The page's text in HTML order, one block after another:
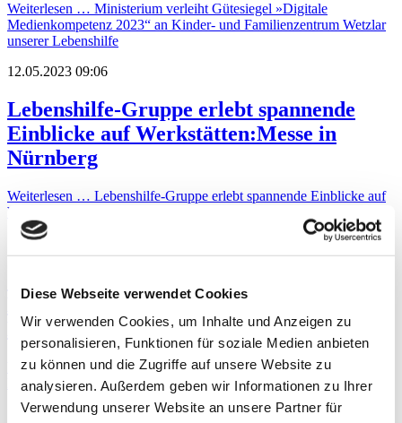
Diese Webseite verwendet Cookies
Wir verwenden Cookies, um Inhalte und Anzeigen zu
personalisieren, Funktionen für soziale Medien anbieten
zu können und die Zugriffe auf unsere Website zu
analysieren. Außerdem geben wir Informationen zu Ihrer
Verwendung unserer Website an unsere Partner für
Weiterlesen … Ministerium verleiht Gütesiegel »Digitale
Medienkompetenz 2023“ an Kinder- und Familienzentrum Wetzlar
unserer Lebenshilfe
12.05.2023 09:06
Lebenshilfe-Gruppe erlebt spannende
Einblicke auf Werkstätten:Messe in
Nürnberg
Weiterlesen … Lebenshilfe-Gruppe erlebt spannende Einblicke auf
Werkstätten:Messe in Nürnberg
10.05.2023 15:47
Lebenshilfe nimmt an Protestfilm des
Landesverbandes Hessen teil
Weiterlesen … Selbstvertreter Thomas Jeske aus unserer
Lebenshilfe nimmt an Protestfilm des Landesverbandes Hessen teil
10.05.2023 09:02